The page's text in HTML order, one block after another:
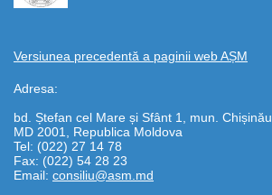
Versiunea precedentă a paginii web AȘM
Adresa:
bd. Ștefan cel Mare și Sfânt 1, mun. Chișinău
MD 2001, Republica Moldova
Tel: (022) 27 14 78
Fax: (022) 54 28 23
Email: consiliu@asm.md